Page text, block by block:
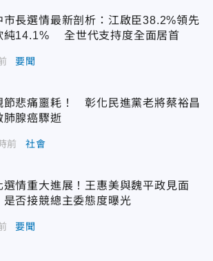
市長選情最新剖析：江啟臣38.2%領先
純14.1% 全世代支持度全面居首
要聞
節悲痛噩耗！ 彰化民進黨老將蔡裕昌
肺腺癌驟逝
前 社會
選情重大進展！王惠美與魏平政見面
否接競總主委態度曝光
要聞